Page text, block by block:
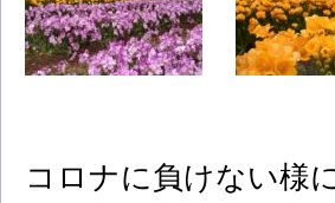
コロナに負けない様